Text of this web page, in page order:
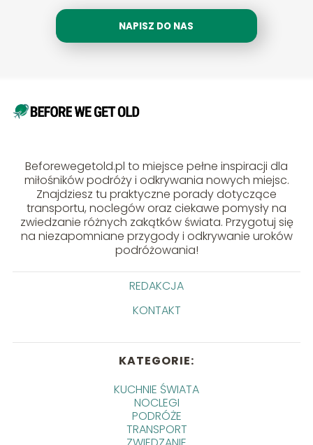
NAPISZ DO NAS
Beforewegetold.pl to miejsce pełne inspiracji dla
miłośników podróży i odkrywania nowych miejsc.
Znajdziesz tu praktyczne porady dotyczące
transportu, noclegów oraz ciekawe pomysły na
zwiedzanie różnych zakątków świata. Przygotuj się
na niezapomniane przygody i odkrywanie uroków
podróżowania!
REDAKCJA
KONTAKT
KATEGORIE:
KUCHNIE ŚWIATA
NOCLEGI
PODRÓŻE
TRANSPORT